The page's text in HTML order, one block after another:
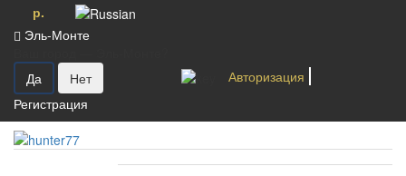
р.
Эль-Монте
Авторизация
Регистрация